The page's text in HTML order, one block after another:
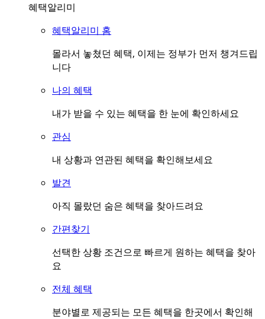
혜택알리미
혜택알리미 홈
몰라서 놓쳤던 혜택, 이제는 정부가 먼저 챙겨드립
니다
나의 혜택
내가 받을 수 있는 혜택을 한 눈에 확인하세요
관심
내 상황과 연관된 혜택을 확인해보세요
발견
아직 몰랐던 숨은 혜택을 찾아드려요
간편찾기
선택한 상황 조건으로 빠르게 원하는 혜택을 찾아
요
전체 혜택
분야별로 제공되는 모든 혜택을 한곳에서 확인해